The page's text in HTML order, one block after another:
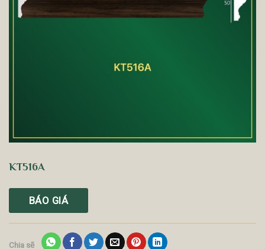
KT516A
BÁO GIÁ
Chia sẽ